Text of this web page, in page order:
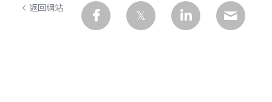
返回網站